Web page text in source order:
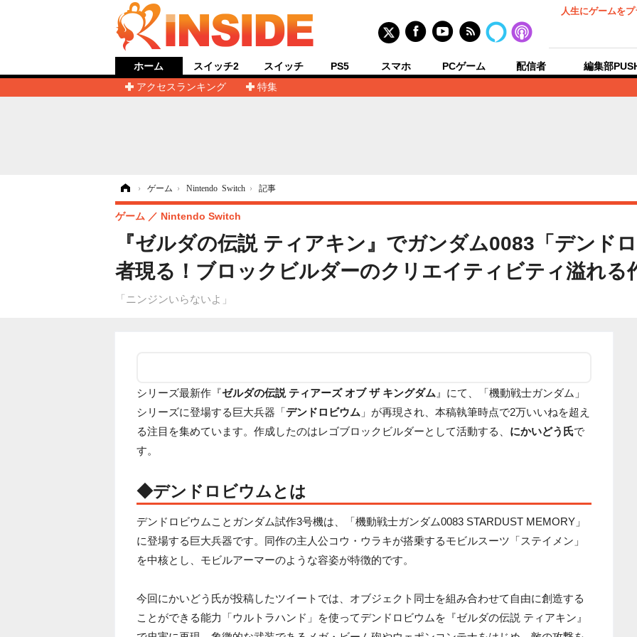
人生にゲームを
ホーム
アクセスランキング
特集
スイッチ2 スイッチ PS5 スマホ PCゲーム 配信者 編集部
› ゲーム › Nintendo Switch › 記事
『ゼルダの伝説 ティアキン』でガンダム0083「デンド
者現る！ブロックビルダーのクリエイティビティ溢れる
「ニンジンいらないよ」
ゲーム Nintendo Switch
シリーズ最新作『ゼルダの伝説 ティアーズ オブ ザ キングダム 』にて、「機動戦士ガンダム」
シリーズに登場する巨大兵器「デンドロビウム 」が再現され、本稿執筆時点で2万いいねを超え
る注目を集めています。作成したのはレゴブロックビルダーとして活動する、 にかいどう氏で
す。
◆デンドロビウムとは
デンドロビウムことガンダム試作3号機は、「機動戦士ガンダム0083 STARDUST MEMORY」
に登場する巨大兵器です。同作の主人公コウ・ウラキが搭乗するモビルスーツ「ステイメン」
を中核とし、モビルアーマーのような容姿が特徴的です。
今回にかいどう氏が投稿したツイートでは、オブジェクト同士を組み合わせて自由に創造する
ことができる能力「ウルトラハンド」を使ってデンドロビウムを『ゼルダの伝説 ティアキン』